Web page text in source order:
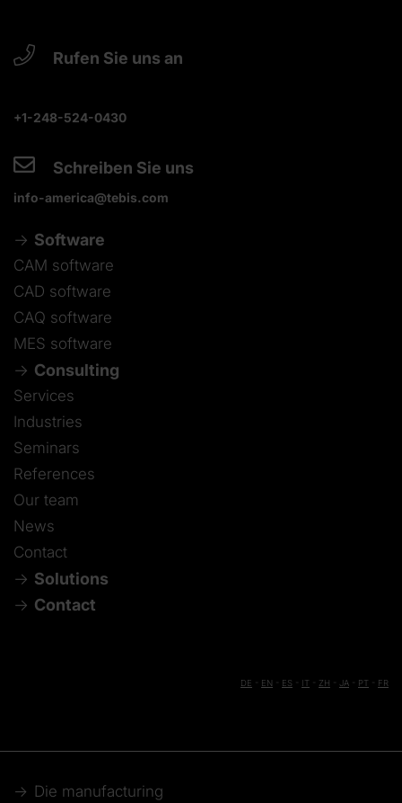
Rufen Sie uns an
+1-248-524-0430
Schreiben Sie uns
info-america@tebis.com
Software
CAM software
CAD software
CAQ software
MES software
Consulting
Services
Industries
Seminars
References
Our team
News
Contact
Solutions
Contact
DE EN ES IT ZH JA PT FR
Die manufacturing